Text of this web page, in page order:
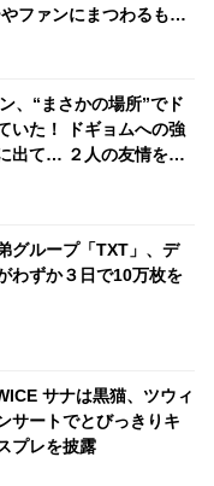
ファンにまつわるもの
、“まさかの場所”でド
いた！ ドギョムへの強
出て… ２人の友情を証
グループ「TXT」、デ
わずか３日で10万枚を
サナは黒猫、ツウィ
サートでとびっきりキ
プレを披露